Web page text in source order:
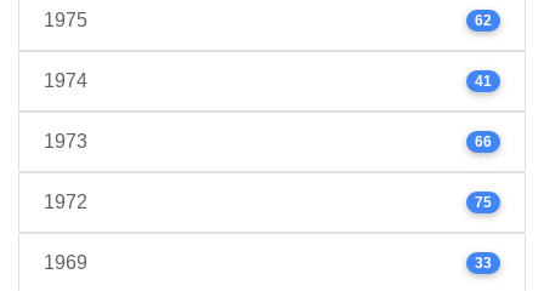
1975 62
1974 41
1973 66
1972 75
1969 33